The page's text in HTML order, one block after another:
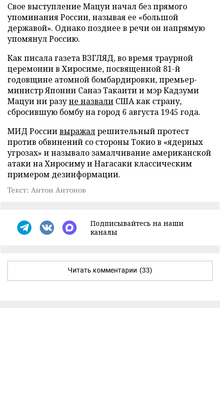
Свое выступление Мацуи начал без прямого
упоминания России, называя ее «большой
державой». Однако позднее в речи он напрямую
упомянул Россию.
Как писала газета ВЗГЛЯД, во время траурной
церемонии в Хиросиме, посвященной 81-й
годовщине атомной бомбардировки, премьер-
министр Японии Санаэ Такаити и мэр Кадзуми
Мацуи ни разуне назвали США как страну,
сбросившую бомбу на город 6 августа 1945 года.
МИД Россиивыражалрешительный протест
против обвинений со стороны Токио в «ядерных
угрозах» и называло замалчивание американской
атаки на Хиросиму и Нагасаки классическим
примером дезинформации.
Текст: Антон Антонов
Подписывайтесь на наши
каналы
Читать комментарии (33)